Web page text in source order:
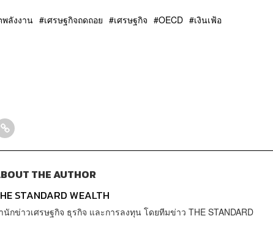
พลังงาน เศรษฐกิจถดถอย เศรษฐกิจ OECD เงินเฟ้อ
THE AUTHOR
STANDARD WEALTH
นักข่าวเศรษฐกิจ ธุรกิจ และการลงทุน โดยทีมข่าว THE STANDARD